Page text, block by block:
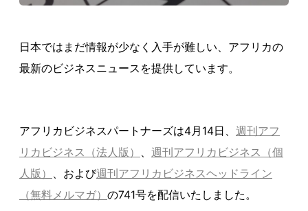
日本ではまだ情報が少なく入手が難しい、アフリカの
最新のビジネスニュースを提供しています。
アフリカビジネスパートナーズは4月14日、 週刊アフ
リカビジネス（法人版）
週刊アフリカビジネス（個
人版）
、および週刊アフリカビジネスヘッドライン
（無料メルマガ） の741号を配信いたしました。